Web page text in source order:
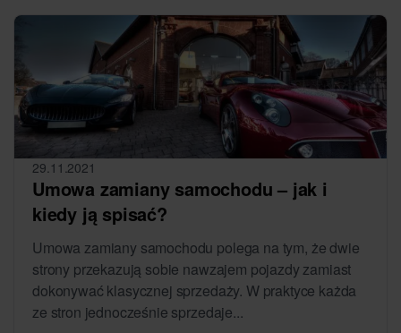
29.11.2021
Umowa zamiany samochodu – jak i
kiedy ją spisać?
Umowa zamiany samochodu polega na tym, że dwie
strony przekazują sobie nawzajem pojazdy zamiast
dokonywać klasycznej sprzedaży. W praktyce każda
ze stron jednocześnie sprzedaje...